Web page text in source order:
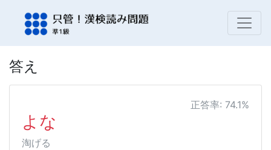
答え
正答率: 74.1%
よな
淘げる